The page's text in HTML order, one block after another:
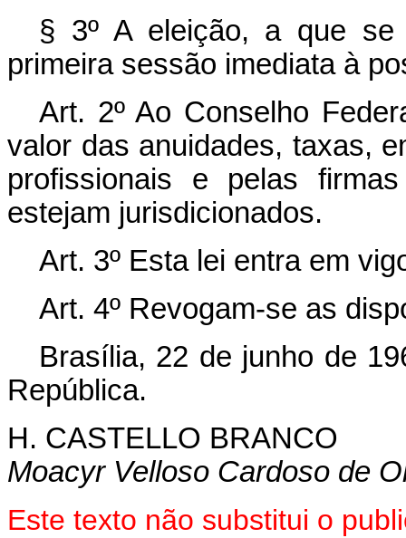
§ 3º A eleição, a que se
primeira sessão imediata à
Art. 2º Ao Conselho
valor das anuidades, taxas,
profissionais e pelas
estejam jurisdicionados.
Art. 3º Esta lei entra em
Art. 4º Revogam-se as
Brasília, 22 de junho de
República.
H. CASTELLO BRANCO
Moacyr Velloso Cardoso de
Este texto não substitui o